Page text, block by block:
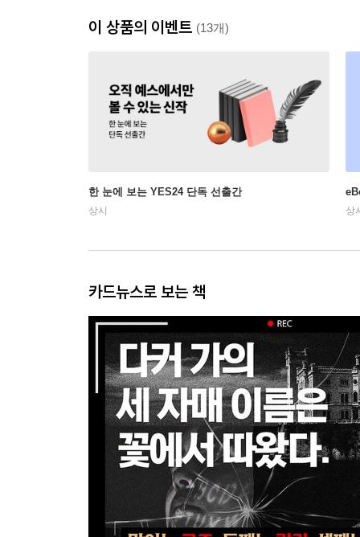
이 상품의 이벤트 (13개)
한 눈에 보는 YES24 단독 선출간
상시 상
카드뉴스로 보는 책